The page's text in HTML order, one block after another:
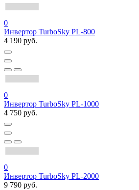
0
Инвертор TurboSky PL-800
4 190 руб.
0
Инвертор TurboSky PL-1000
4 750 руб.
0
Инвертор TurboSky PL-2000
9 790 руб.